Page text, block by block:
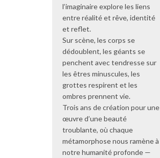
l’imaginaire explore les liens
entre réalité et rêve, identité
et reflet.
Sur scène, les corps se
dédoublent, les géants se
penchent avec tendresse sur
les êtres minuscules, les
grottes respirent et les
ombres prennent vie.
Trois ans de création pour une
œuvre d’une beauté
troublante, où chaque
métamorphose nous ramène à
notre humanité profonde —